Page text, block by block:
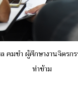
คมขำ ผู้ศึกษางานจิตรก
ท่าข้าม